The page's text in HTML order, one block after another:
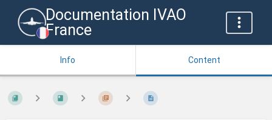
Documentation IVAO
France
Info Content